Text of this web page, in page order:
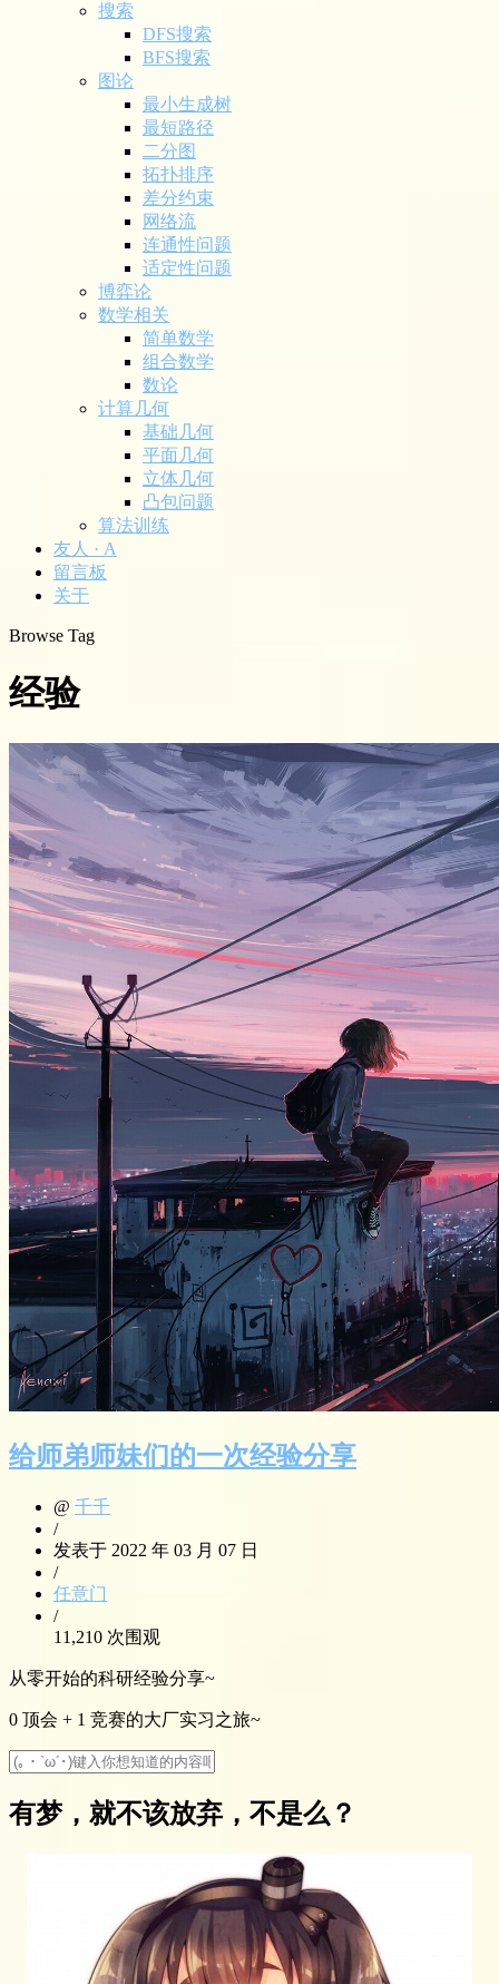
搜索
DFS搜索
BFS搜索
图论
最小生成树
最短路径
二分图
拓扑排序
差分约束
网络流
连通性问题
适定性问题
博弈论
数学相关
简单数学
组合数学
数论
计算几何
基础几何
平面几何
立体几何
凸包问题
算法训练
友人 · A
留言板
关于
Browse Tag
经验
给师弟师妹们的一次经验分享
@ 千千
/
发表于 2022 年 03 月 07 日
/
任意门
/
11,210 次围观
从零开始的科研经验分享~
0 顶会 + 1 竞赛的大厂实习之旅~
有梦，就不该放弃，不是么？